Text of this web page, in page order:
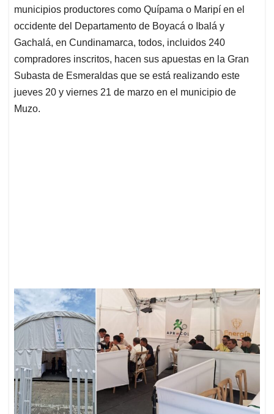
p
k
n
municipios productores como Quípama o Maripí en el
occidente del Departamento de Boyacá o Ibalá y
Gachalá, en Cundinamarca, todos, incluidos 240
compradores inscritos, hacen sus apuestas en la Gran
Subasta de Esmeraldas que se está realizando este
jueves 20 y viernes 21 de marzo en el municipio de
Muzo.